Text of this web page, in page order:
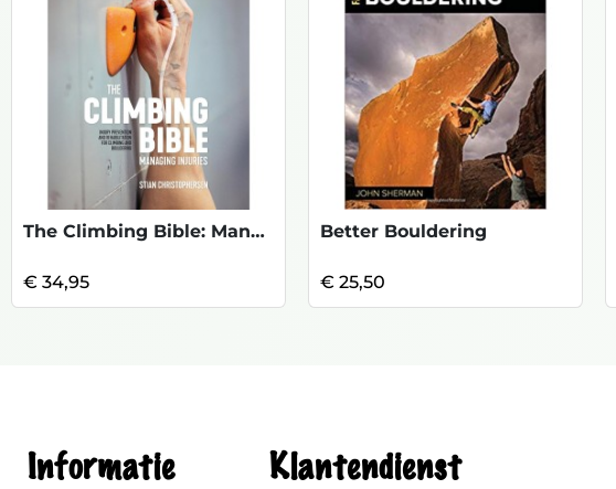
The Climbing Bible: Managing Injuries
€ 34,95
Better Bouldering
€ 25,50
Informatie Klantendienst